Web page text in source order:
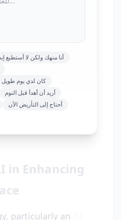
أنا منهك ولكن لا أستطيع
كان لدي يوم طويل
أريد أن أهدأ قبل النوم
أحتاج إلى التأريض الآن
in Enhancing
particularly an